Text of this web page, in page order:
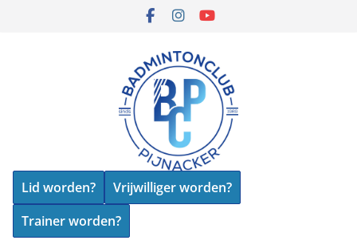
Lid worden?
Vrijwilliger worden?
Trainer worden?